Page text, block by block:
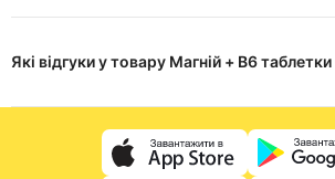
Які відгуки у товару Магній + B6